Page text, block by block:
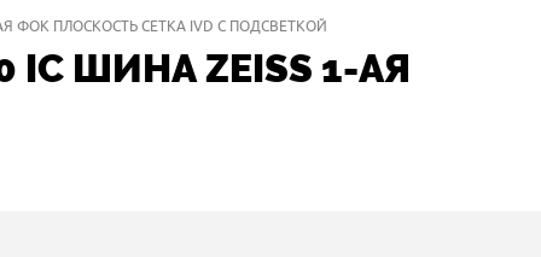
АЯ ФОК ПЛОСКОСТЬ СЕТКА IVD С ПОДСВЕТКОЙ
IC ШИНА ZEISS 1-АЯ